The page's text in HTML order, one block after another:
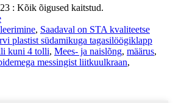
: Kõik õigused kaitstud.
, Saadaval on STA kvaliteetse
plastist südamikuga tagasilöögiklapp
kuni 4 tolli, Mees- ja naislõng, määrus,
messingist liitkuulkraan,